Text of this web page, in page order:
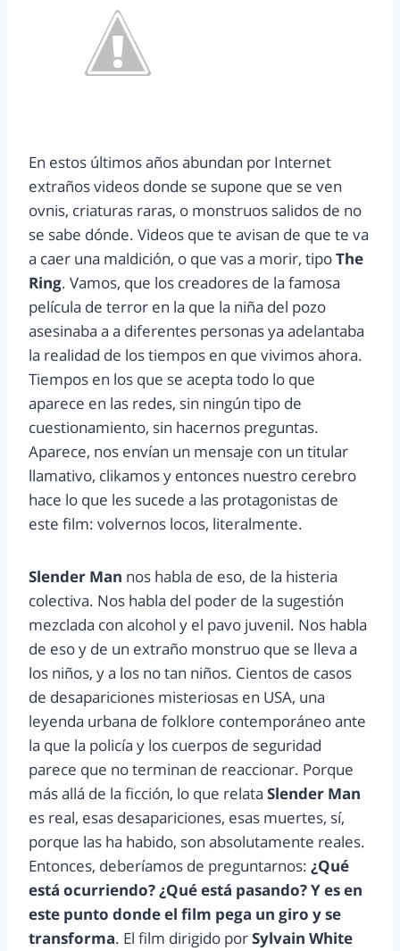
En estos últimos años abundan por Internet
extraños videos donde se supone que se ven
ovnis, criaturas raras, o monstruos salidos de no
se sabe dónde. Videos que te avisan de que te va
a caer una maldición, o que vas a morir, tipoThe
Ring. Vamos, que los creadores de la famosa
película de terror en la que la niña del pozo
asesinaba a a diferentes personas ya adelantaba
la realidad de los tiempos en que vivimos ahora.
Tiempos en los que se acepta todo lo que
aparece en las redes, sin ningún tipo de
cuestionamiento, sin hacernos preguntas.
Aparece, nos envían un mensaje con un titular
llamativo, clikamos y entonces nuestro cerebro
hace lo que les sucede a las protagonistas de
este film: volvernos locos, literalmente.
Slender Man nos habla de eso, de la histeria
colectiva. Nos habla del poder de la sugestión
mezclada con alcohol y el pavo juvenil. Nos habla
de eso y de un extraño monstruo que se lleva a
los niños, y a los no tan niños. Cientos de casos
de desapariciones misteriosas en USA, una
leyenda urbana de folklore contemporáneo ante
la que la policía y los cuerpos de seguridad
parece que no terminan de reaccionar. Porque
más allá de la ficción, lo que relata Slender Man
es real, esas desapariciones, esas muertes, sí,
porque las ha habido, son absolutamente reales.
Entonces, deberíamos de preguntarnos: ¿Qué
está ocurriendo? ¿Qué está pasando? Y es en
este punto donde el film pega un giro y se
transforma. El film dirigido porSylvain White